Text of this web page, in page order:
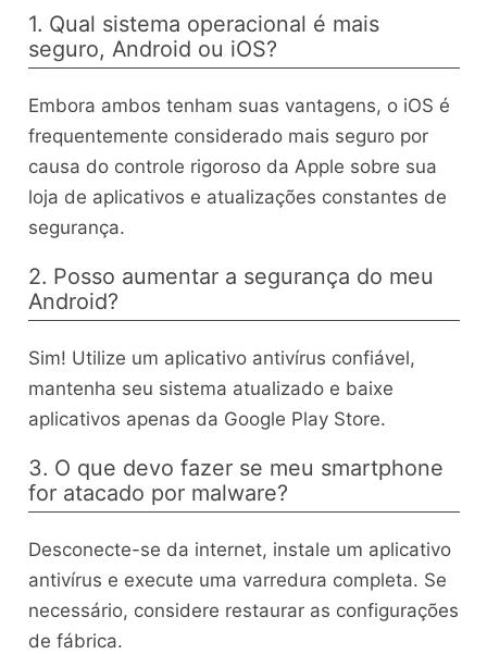
1. Qual sistema operacional é mais
seguro, Android ou iOS?
Embora ambos tenham suas vantagens, o iOS é
frequentemente considerado mais seguro por
causa do controle rigoroso da Apple sobre sua
loja de aplicativos e atualizações constantes de
segurança.
2. Posso aumentar a segurança do meu
Android?
Sim! Utilize um aplicativo antivírus confiável,
mantenha seu sistema atualizado e baixe
aplicativos apenas da Google Play Store.
3. O que devo fazer se meu smartphone
for atacado por malware?
Desconecte-se da internet, instale um aplicativo
antivírus e execute uma varredura completa. Se
necessário, considere restaurar as configurações
de fábrica.